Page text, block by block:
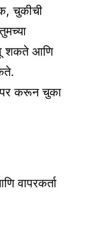
चुकीची
शकते आणि
करून चुका
वापरकर्ता